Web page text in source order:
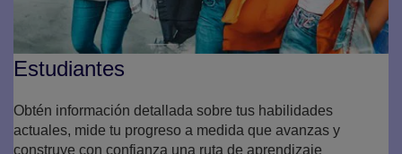
Estudiantes
Obtén información detallada sobre tus habilidades
actuales, mide tu progreso a medida que avanzas y
construye con confianza una ruta de aprendizaje